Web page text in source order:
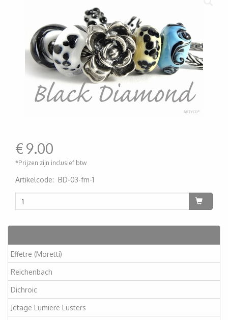
Effetre (Moretti)
Reichenbach
Dichroic
Jetage Lumiere Lusters
€9.00
*Prijzen zijn inclusief btw
Artikelcode: BD-03-fm-1